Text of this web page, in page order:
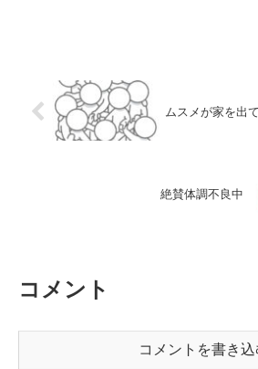
ムスメが家を出
絶賛体調不良中
コメント
コメントを書き込